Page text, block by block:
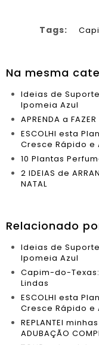
Tags:
Na mesma
Ideias de
Ipomeia Azul
APRENDA a
ESCOLHI esta
Cresce Rápido e
10 Plantas
2 IDEIAS de
NATAL
Relacionado
Ideias de
Ipomeia Azul
Capim-do-
Lindas
ESCOLHI esta
Cresce Rápido e
REPLANTEI
ADUBAÇÃO